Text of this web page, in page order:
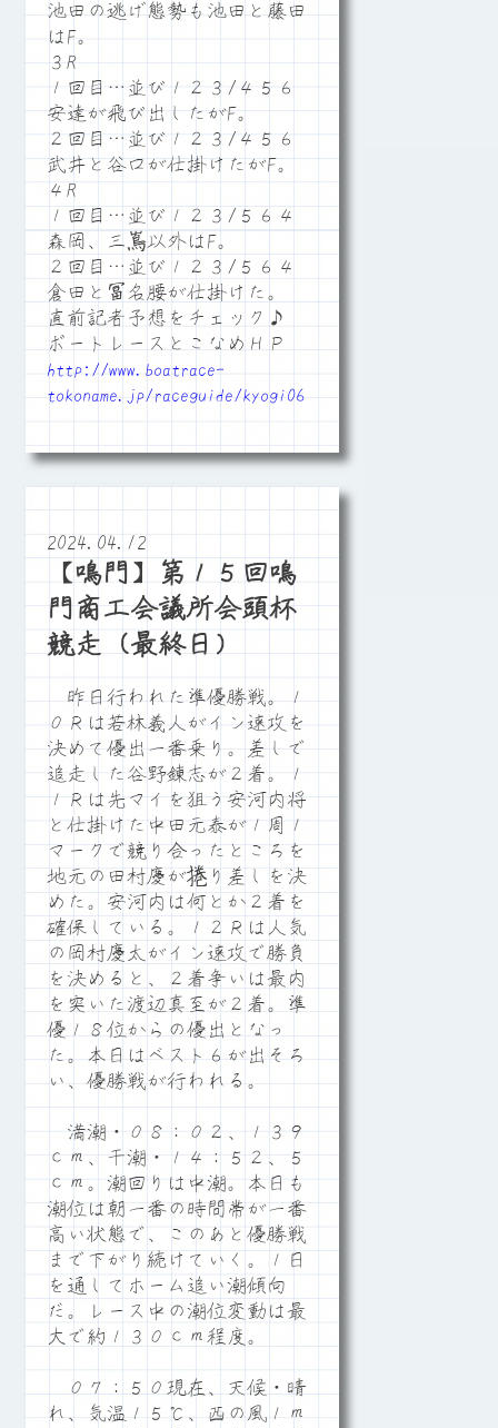
池田の逃げ態勢も池田と藤田
はF。
３R
１回目…並び１２３/４５６
安達が飛び出したがF。
２回目…並び１２３/４５６
武井と谷口が仕掛けたがF。
４R
１回目…並び１２３/５６４
森岡、三嶌以外はF。
２回目…並び１２３/５６４
倉田と冨名腰が仕掛けた。
直前記者予想をチェック♪
ボートレースとこなめＨＰ
http://www.boatrace-
tokoname.jp/raceguide/kyogi06
2024.04.12
【鳴門】第１５回鳴
門商工会議所会頭杯
競走（最終日）
昨日行われた準優勝戦。１
０Ｒは若林義人がイン速攻を
決めて優出一番乗り。差しで
追走した谷野錬志が２着。１
１Ｒは先マイを狙う安河内将
と仕掛けた中田元泰が１周１
マークで競り合ったところを
地元の田村慶が捲り差しを決
めた。安河内は何とか２着を
確保している。１２Ｒは人気
の岡村慶太がイン速攻で勝負
を決めると、２着争いは最内
を突いた渡辺真至が２着。準
優１８位からの優出となっ
た。本日はベスト６が出そろ
い、優勝戦が行われる。
満潮・０８：０２、１３９
ｃｍ、干潮・１４：５２、５
ｃｍ。潮回りは中潮。本日も
潮位は朝一番の時間帯が一番
高い状態で、このあと優勝戦
まで下がり続けていく。１日
を通してホーム追い潮傾向
だ。レース中の潮位変動は最
大で約１３０ｃｍ程度。
０７：５０現在、天候・晴
れ、気温１５℃、西の風１ｍ